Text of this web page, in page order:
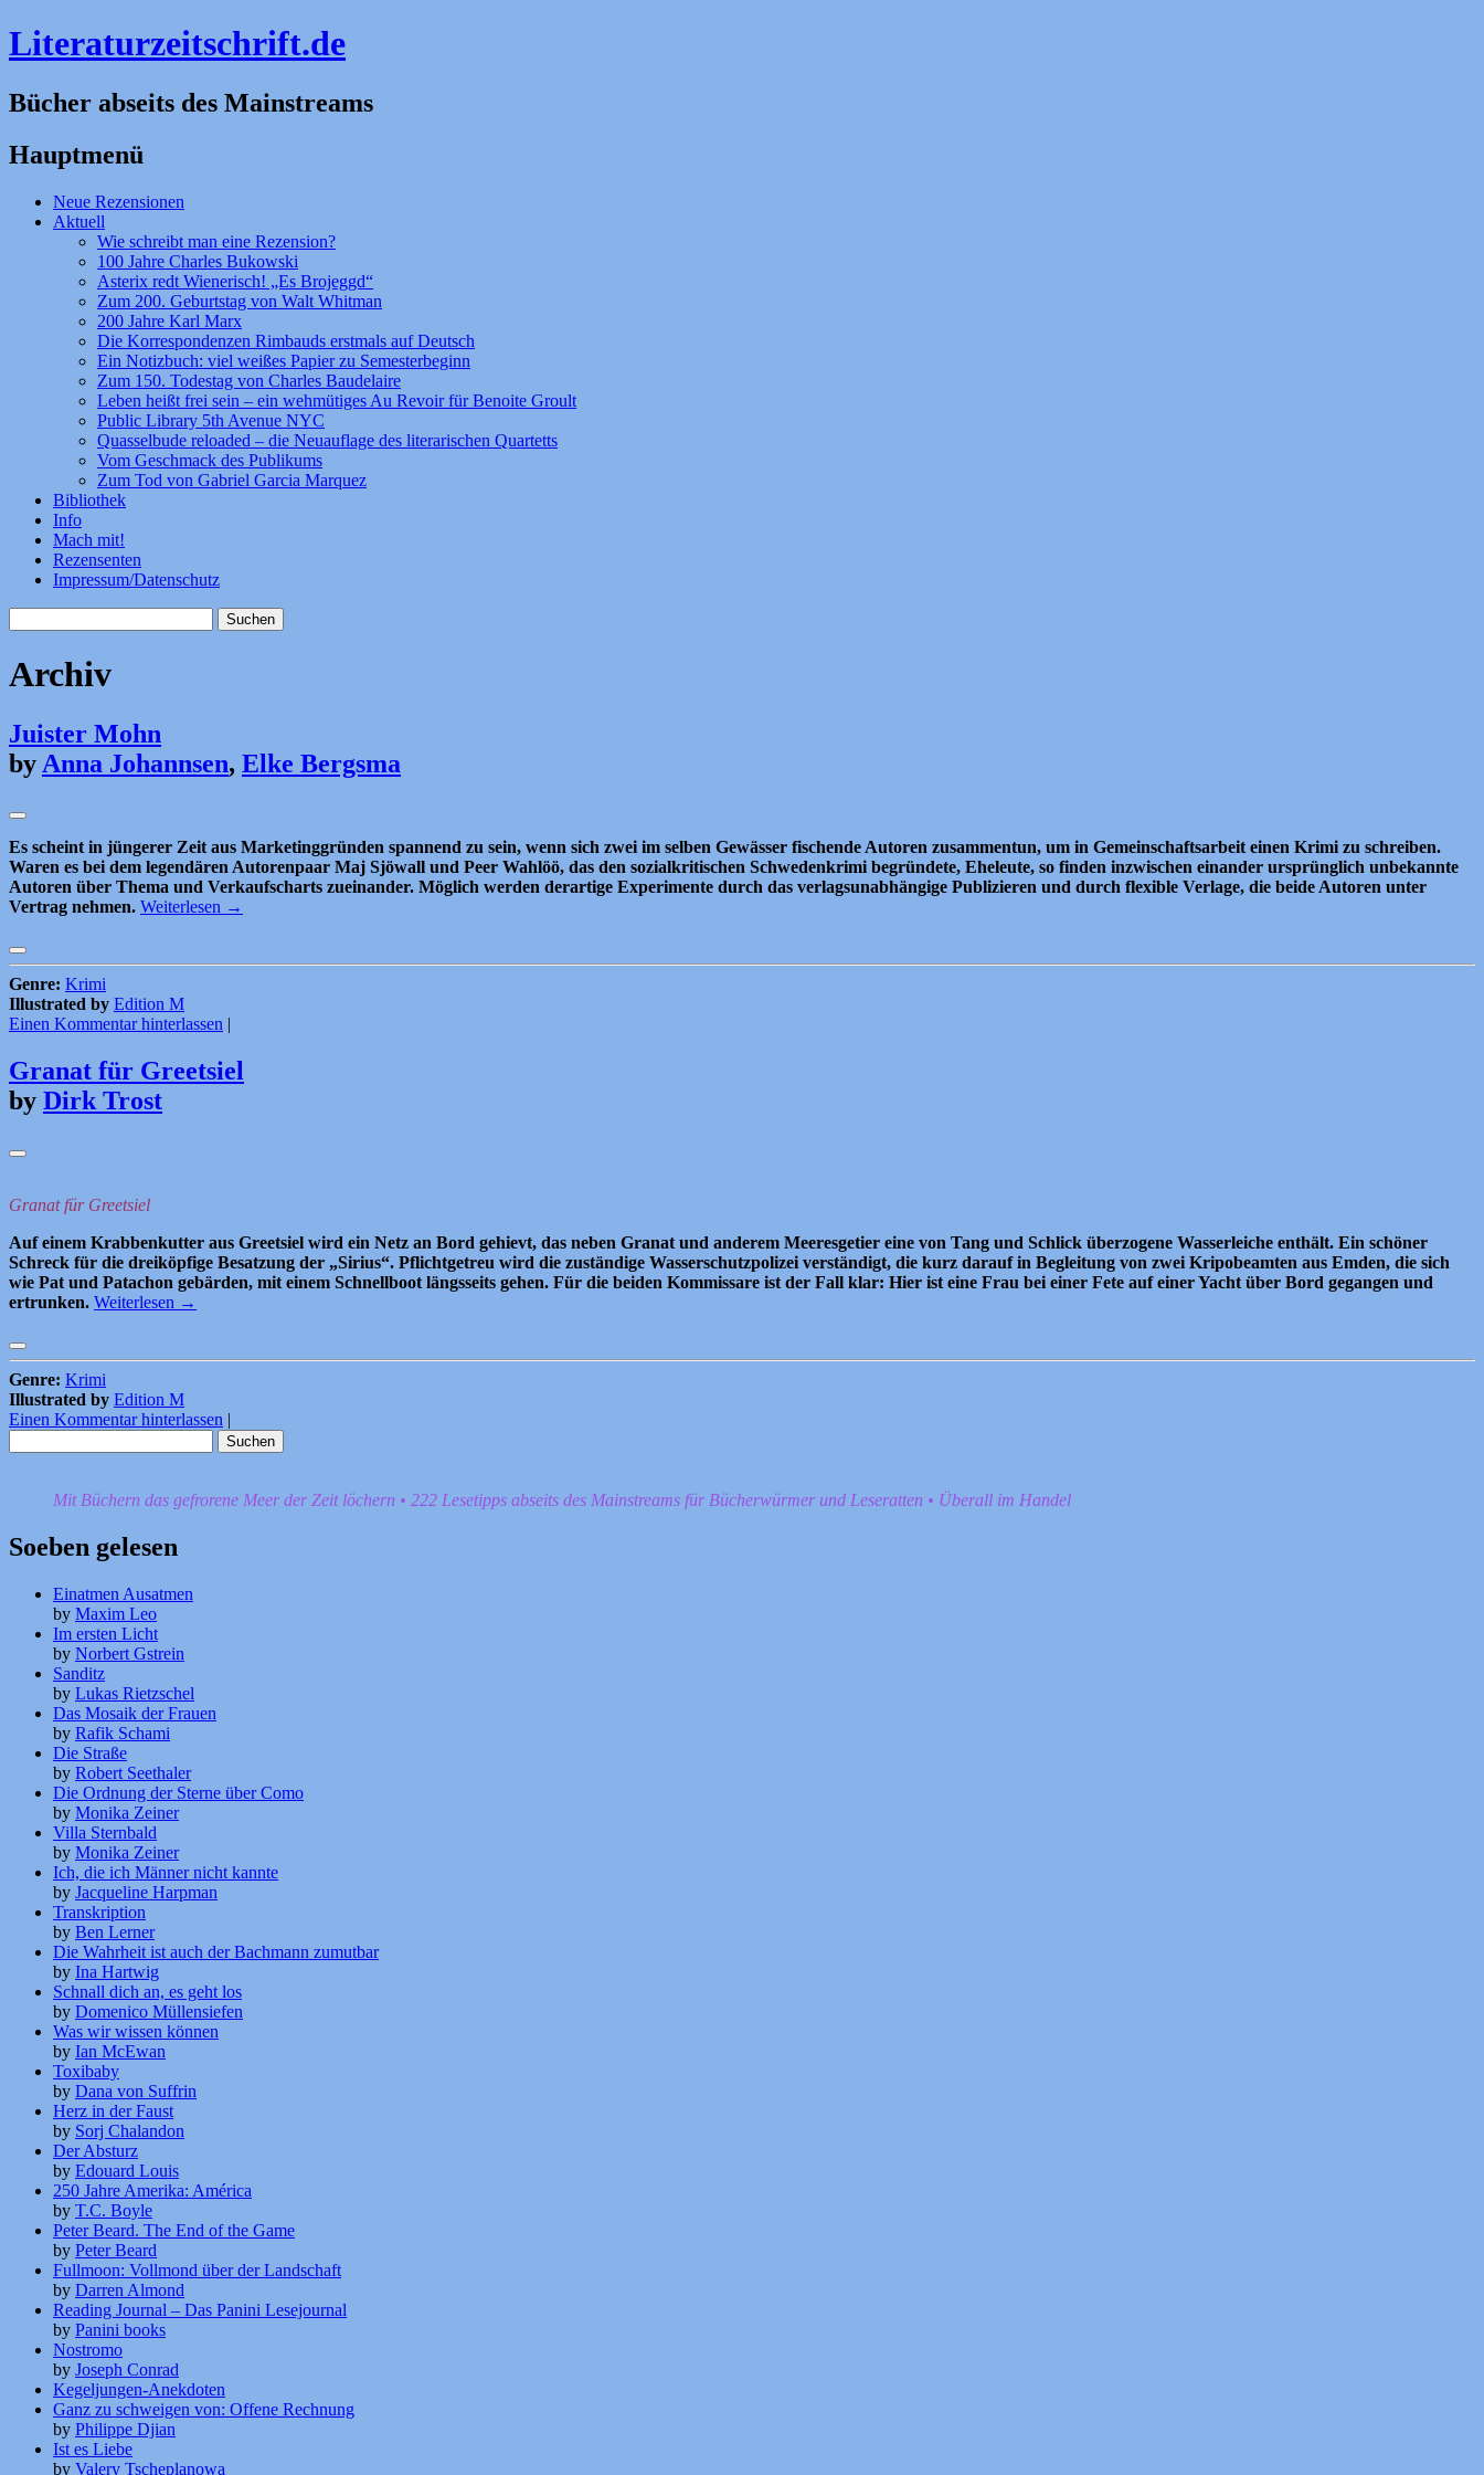
Literaturzeitschrift.de
Bücher abseits des Mainstreams
Hauptmenü
Zum
Inhalt
Neue Rezensionen
Aktuell
Wie schreibt man eine Rezension?
100 Jahre Charles Bukowski
Asterix redt Wienerisch! „Es Brojeggd“
Zum 200. Geburtstag von Walt Whitman
200 Jahre Karl Marx
Die Korrespondenzen Rimbauds erstmals auf Deutsch
Ein Notizbuch: viel weißes Papier zu Semesterbeginn
Zum 150. Todestag von Charles Baudelaire
Leben heißt frei sein – ein wehmütiges Au Revoir für Benoite Groult
Public Library 5th Avenue NYC
Quasselbude reloaded – die Neuauflage des literarischen Quartetts
Vom Geschmack des Publikums
Zum Tod von Gabriel Garcia Marquez
Bibliothek
Info
Mach mit!
Rezensenten
Impressum/Datenschutz
nach:
Archiv
Juister Mohn
by Anna Johannsen, Elke Bergsma
Es scheint in jüngerer Zeit aus Marketinggründen spannend zu sein, wenn sich zwei im selben Gewässer fischende Autoren zusammentun, um in Gemeinschaftsarbeit einen Krimi zu schreiben.
Waren es bei dem legendären Autorenpaar Maj Sjöwall und Peer Wahlöö, das den sozialkritischen Schwedenkrimi begründete, Eheleute, so finden inzwischen einander ursprünglich unbekannte
Autoren über Thema und Verkaufscharts zueinander. Möglich werden derartige Experimente durch das verlagsunabhängige Publizieren und durch flexible Verlage, die beide Autoren unter
Vertrag nehmen. Weiterlesen →
Genre: Krimi
Illustrated by Edition M
Einen Kommentar hinterlassen
Granat für Greetsiel
by Dirk Trost
Granat für Greetsiel
Auf einem Krabbenkutter aus Greetsiel wird ein Netz an Bord gehievt, das neben Granat und anderem Meeresgetier eine von Tang und Schlick überzogene Wasserleiche enthält. Ein schöner
Schreck für die dreiköpfige Besatzung der „Sirius“. Pflichtgetreu wird die zuständige Wasserschutzpolizei verständigt, die kurz darauf in Begleitung von zwei Kripobeamten aus Emden, die sich
wie Pat und Patachon gebärden, mit einem Schnellboot längsseits gehen. Für die beiden Kommissare ist der Fall klar: Hier ist eine Frau bei einer Fete auf einer Yacht über Bord gegangen und
ertrunken. Weiterlesen →
Genre: Krimi
Illustrated by Edition M
Einen Kommentar hinterlassen |
nach:
Mit Büchern das gefrorene Meer der Zeit löchern • 222 Lesetipps abseits des Mainstreams für Bücherwürmer und Leseratten • Überall im Handel
Soeben gelesen
Einatmen Ausatmen
by Maxim Leo
Im ersten Licht
by Norbert Gstrein
Sanditz
by Lukas Rietzschel
Das Mosaik der Frauen
by Rafik Schami
Die Straße
by Robert Seethaler
Die Ordnung der Sterne über Como
by Monika Zeiner
Villa Sternbald
by Monika Zeiner
Ich, die ich Männer nicht kannte
by Jacqueline Harpman
Transkription
by Ben Lerner
Die Wahrheit ist auch der Bachmann zumutbar
by Ina Hartwig
Schnall dich an, es geht los
by Domenico Müllensiefen
Was wir wissen können
by Ian McEwan
Toxibaby
by Dana von Suffrin
Herz in der Faust
by Sorj Chalandon
Der Absturz
by Edouard Louis
250 Jahre Amerika: América
by T.C. Boyle
Peter Beard. The End of the Game
by Peter Beard
Fullmoon: Vollmond über der Landschaft
by Darren Almond
Reading Journal – Das Panini Lesejournal
by Panini books
Nostromo
by Joseph Conrad
Kegeljungen-Anekdoten
Ganz zu schweigen von: Offene Rechnung
by Philippe Djian
Ist es Liebe
by Valery Tscheplanowa